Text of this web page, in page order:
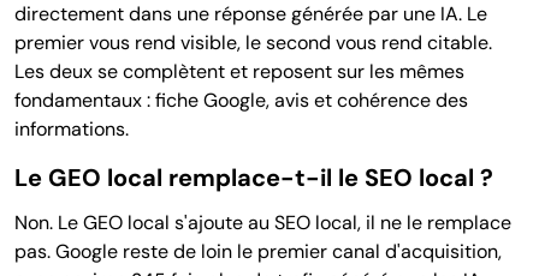
directement dans une réponse générée par une IA. Le
premier vous rend visible, le second vous rend citable.
Les deux se complètent et reposent sur les mêmes
fondamentaux : fiche Google, avis et cohérence des
informations.
Le GEO local remplace-t-il le SEO local ?
Non. Le GEO local s'ajoute au SEO local, il ne le remplace
pas. Google reste de loin le premier canal d'acquisition,